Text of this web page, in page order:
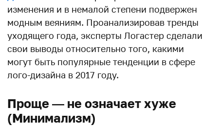
изменения и в немалой степени подвержен
модным веяниям. Проанализировав тренды
уходящего года, эксперты Логастер сделали
свои выводы относительно того, какими
могут быть популярные тенденции в сфере
лого-дизайна в 2017 году.
Проще — не означает хуже
(Минимализм)